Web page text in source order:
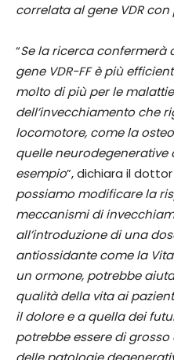
correlata al gene VDR
“Se la ricerca confermerà
gene VDR-FF è più
molto di più per le
dell’invecchiamento che
locomotore, come la
quelle neurodegenerative
esempio”, dichiara il dottor
possiamo modificare la
meccanismi di
all’introduzione di una
antiossidante come la
un ormone, potrebbe
qualità della vita ai
il dolore e a quella dei
potrebbe essere di